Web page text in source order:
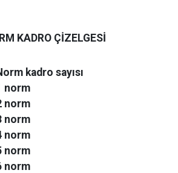
KADRO ÇİZELGESİ
kadro sayısı
norm
norm
norm
norm
norm
norm